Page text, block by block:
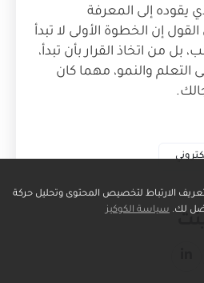
يقوده إلى المعرفة
إن الخطوة الأولى لا تبدأ
بل من اتخاذ القرار بأن تبدأ،
التعلم والنمو، مهما كان
الارتباط لتخصيص المحتوى وتحليل حركة
لك. سياسة الكوكيز